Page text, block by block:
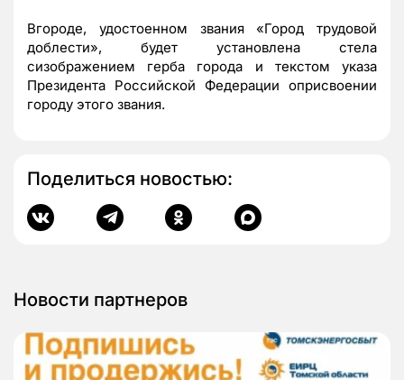
Вгороде, удостоенном звания «Город трудовой
доблести», будет установлена стела
сизображением герба города и текстом указа
Президента Российской Федерации оприсвоении
городу этого звания.
Поделиться новостью:
Новости партнеров